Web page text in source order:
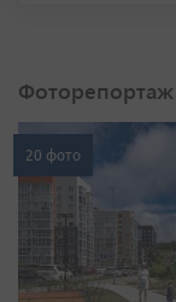
Фоторепортаж
20 фото